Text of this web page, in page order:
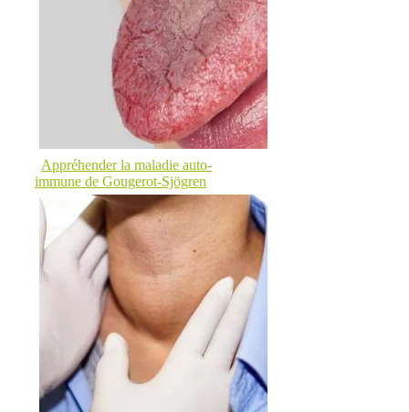
Appréhender la maladie auto-
immune de Gougerot-Sjögren